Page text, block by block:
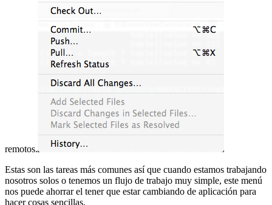
remotos.
Estas son las tareas más comunes así que cuando estamos trabajando
nosotros solos o tenemos un flujo de trabajo muy simple, este menú
nos puede ahorrar el tener que estar cambiando de aplicación para
hacer cosas sencillas.